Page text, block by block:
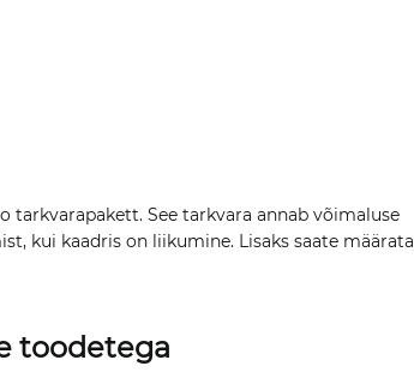
tarkvarapakett. See tarkvara annab võimaluse
kui kaadris on liikumine. Lisaks saate määrata
toodetega